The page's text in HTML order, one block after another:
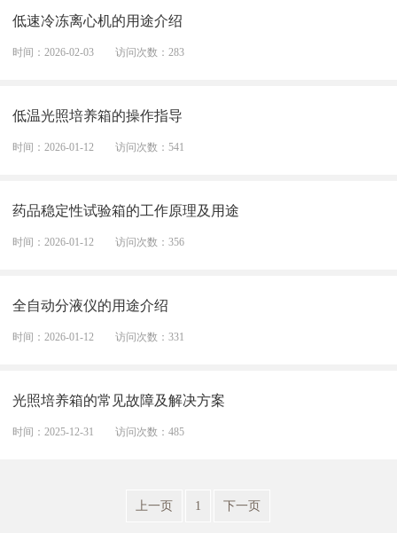
低速冷冻离心机的用途介绍
时间：2026-02-03 访问次数：283
低温光照培养箱的操作指导
时间：2026-01-12 访问次数：541
药品稳定性试验箱的工作原理及用途
时间：2026-01-12 访问次数：356
全自动分液仪的用途介绍
时间：2026-01-12 访问次数：331
光照培养箱的常见故障及解决方案
时间：2025-12-31 访问次数：485
上一页 1 下一页